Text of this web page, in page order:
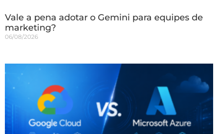
Vale a pena adotar o Gemini para equipes de
marketing?
06/08/2026